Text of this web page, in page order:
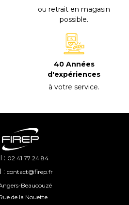
ou retrait en magasin
possible.
40 Années
d'expériences
à votre service.
: 02 41 77 24 84
: contact@firep.fr
Beaucouzé
de la Nouette